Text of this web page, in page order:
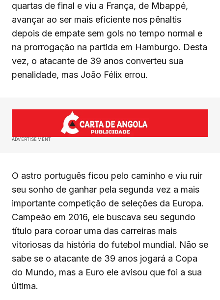
quartas de final e viu a França, de Mbappé,
avançar ao ser mais eficiente nos pênaltis
depois de empate sem gols no tempo normal e
na prorrogação na partida em Hamburgo. Desta
vez, o atacante de 39 anos converteu sua
penalidade, mas João Félix errou.
ADVERTISEMENT
O astro português ficou pelo caminho e viu ruir
seu sonho de ganhar pela segunda vez a mais
importante competição de seleções da Europa.
Campeão em 2016, ele buscava seu segundo
título para coroar uma das carreiras mais
vitoriosas da história do futebol mundial. Não se
sabe se o atacante de 39 anos jogará a Copa
do Mundo, mas a Euro ele avisou que foi a sua
última.